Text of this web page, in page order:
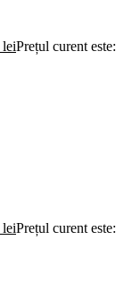
leiPrețul curent este:
leiPrețul curent este: